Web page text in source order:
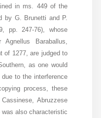
in ms. 449 of the
by G. Brunetti and P.
pp. 247-76), whose
Baraballus,
of 1277, are judged to
as one would
to the interference
process, these
Abruzzese
also characteristic